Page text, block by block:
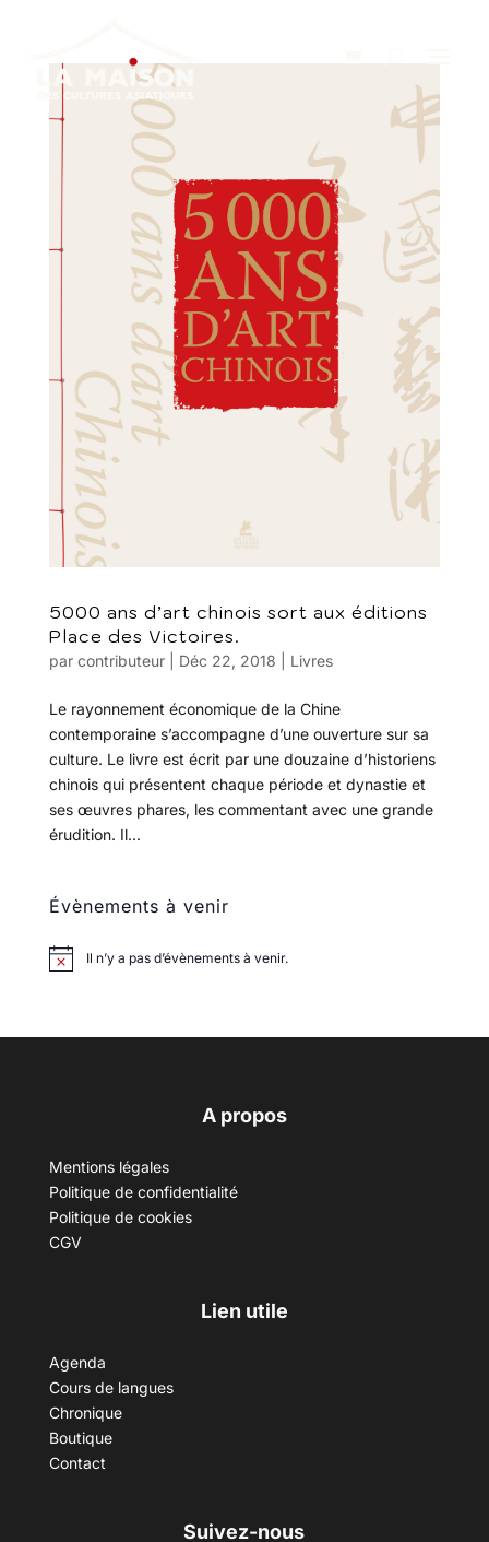
5000 ans d’art chinois sort aux éditions
Place des Victoires.
par contributeur| Déc 22, 2018 Livres
Le rayonnement économique de la Chine
contemporaine s’accompagne d’une ouverture sur sa
culture. Le livre est écrit par une douzaine d’historiens
chinois qui présentent chaque période et dynastie et
ses œuvres phares, les commentant avec une grande
érudition. Il...
Évènements à venir
Il n’y a pas d’évènements à venir.
A propos
Mentions légales
Politique de confidentialité
Politique de cookies
CGV
Lien utile
Agenda
Cours de langues
Chronique
Boutique
Contact
Suivez-nous